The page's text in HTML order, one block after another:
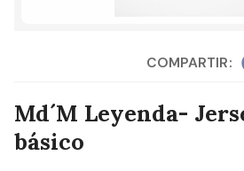
COMPARTIR:
Md´M Leyenda-
básico